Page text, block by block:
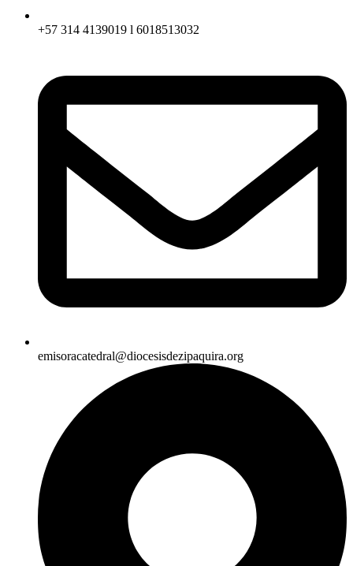
+57 314 4139019 l 6018513032
emisoracatedral@diocesisdezipaquira.org